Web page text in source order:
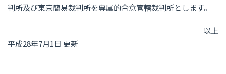
判所及び東京簡易裁判所を専属的合意管轄裁判所とします。
以上
平成28年7月1日 更新